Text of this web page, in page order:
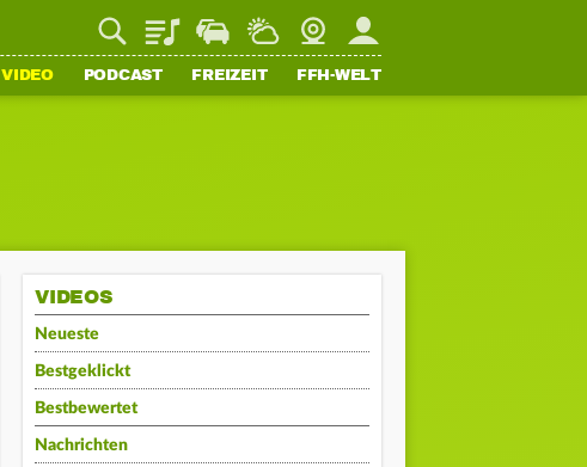
PlaylistStaupilotWetterWebcamMein FFH
VIDEO PODCAST FREIZEIT FFH-WELT
VIDEOS
Neueste
Bestgeklickt
Bestbewertet
Nachrichten